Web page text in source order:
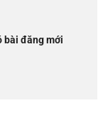
bài đăng mới